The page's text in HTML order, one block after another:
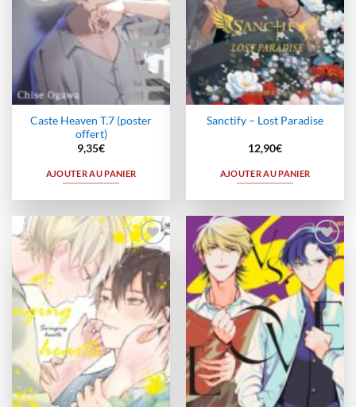
Caste Heaven T.7 (poster
offert)
9,35€
AJOUTER AU PANIER
Sanctify – Lost Paradise
12,90€
AJOUTER AU PANIER
Ajouter
wishlist
Ajouter
à la
wishlist